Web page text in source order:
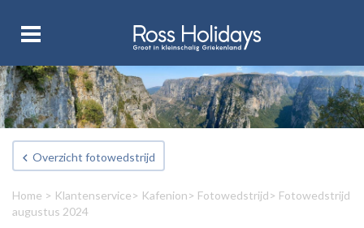
Overzicht fotowedstrijd
Home > Klantenservice> Kafenion> Fotowedstrijd> Fotowedstrijd
augustus 2024